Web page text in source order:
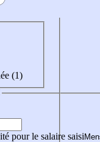
(1)
pour le salaire saisi